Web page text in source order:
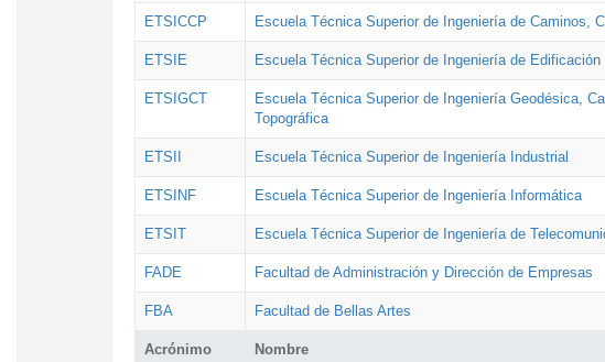
Acrónimo Nombre
ETSICCP Escuela Técnica Superior de Ingeniería de Caminos,
ETSIE Escuela Técnica Superior de Ingeniería de Edificación
ETSIGCT
Escuela Técnica Superior de Ingeniería Geodésica,
Topográfica
ETSII Escuela Técnica Superior de Ingeniería Industrial
ETSINF Escuela Técnica Superior de Ingeniería Informática
ETSIT Escuela Técnica Superior de Ingeniería de
FADE Facultad de Administración y Dirección de Empresas
FBA Facultad de Bellas Artes